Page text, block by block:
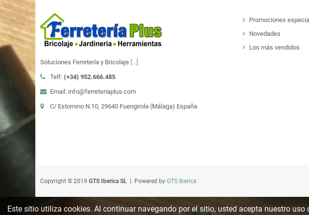
Soluciones Ferretería y Bricolaje [...]
Telf: (+34) 952.666.485
Email: info@ferreteriaplus.com
C/ Estornino N.10, 29640 Fuengirola (Málaga) España
Promociones
Novedades
Los más vendidos
Copyright © 2019 GTS Iberica SL | Powered by GTS Iberica
Este sitio utiliza cookies. Al continuar navegando por el sitio, usted acepta nuestro uso